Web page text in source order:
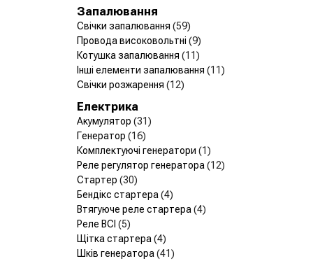
Запалювання
Свічки запалювання (59)
Провода високовольтні (9)
Котушка запалювання (11)
Інші елементи запалювання (11)
Свічки розжарення (12)
Електрика
Акумулятор (31)
Генератор (16)
Комплектуючі генератори (1)
Реле регулятор генератора (12)
Стартер (30)
Бендікс стартера (4)
Втягуюче реле стартера (4)
Реле ВСІ (5)
Щітка стартера (4)
Шків генератора (41)